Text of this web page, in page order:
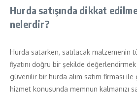
Hurda satışında dikkat
nelerdir?
Hurda satarken, satılacak malzemenin
fiyatını doğru bir şekilde
güvenilir bir hurda alım satım firması ile
hizmet konusunda memnun kalmanızı